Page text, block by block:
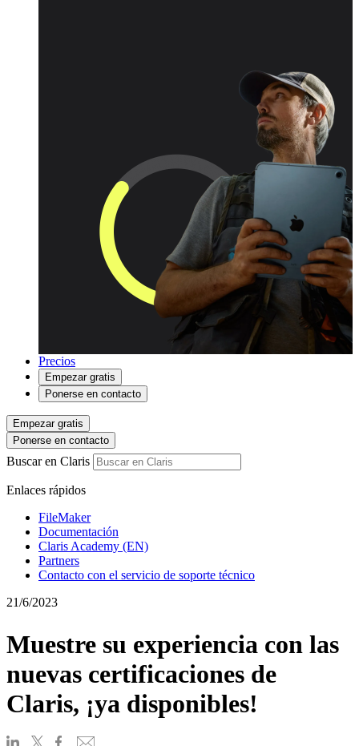
Precios
Empezar gratis
Ponerse en contacto
Empezar gratis
Ponerse en contacto
Buscar en Claris
Enlaces rápidos
FileMaker
Documentación
Claris Academy (EN)
Partners
Contacto con el servicio de soporte técnico
21/6/2023
Muestre su experiencia con las
nuevas certificaciones de
Claris, ¡ya disponibles!